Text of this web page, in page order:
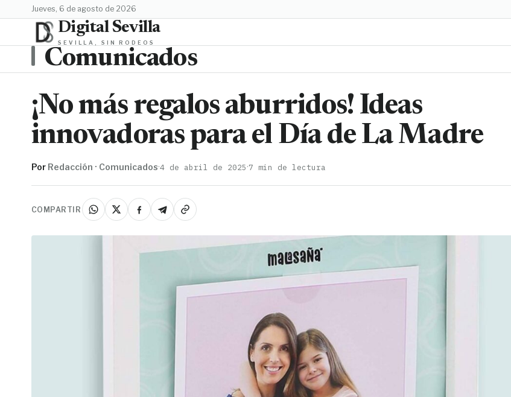
jueves, 6 de agosto de 2026
Digital Sevilla
SEVILLA, SIN RODEOS
Comunicados
¡No más regalos aburridos! Ideas
innovadoras para el Día de La Madre
Por Redacción · Comunicados·4 de abril de 2025·7 min de lectura
COMPARTIR